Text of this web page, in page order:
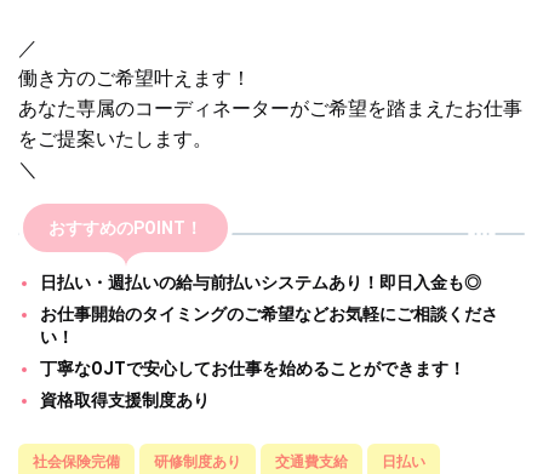
／
働き方のご希望叶えます！
あなた専属のコーディネーターがご希望を踏まえたお仕事
をご提案いたします。
＼
おすすめのPOINT！
日払い・週払いの給与前払いシステムあり！即日入金も◎
お仕事開始のタイミングのご希望などお気軽にご相談くださ
い！
丁寧なOJTで安心してお仕事を始めることができます！
資格取得支援制度あり
社会保険完備 研修制度あり 交通費支給 日払い